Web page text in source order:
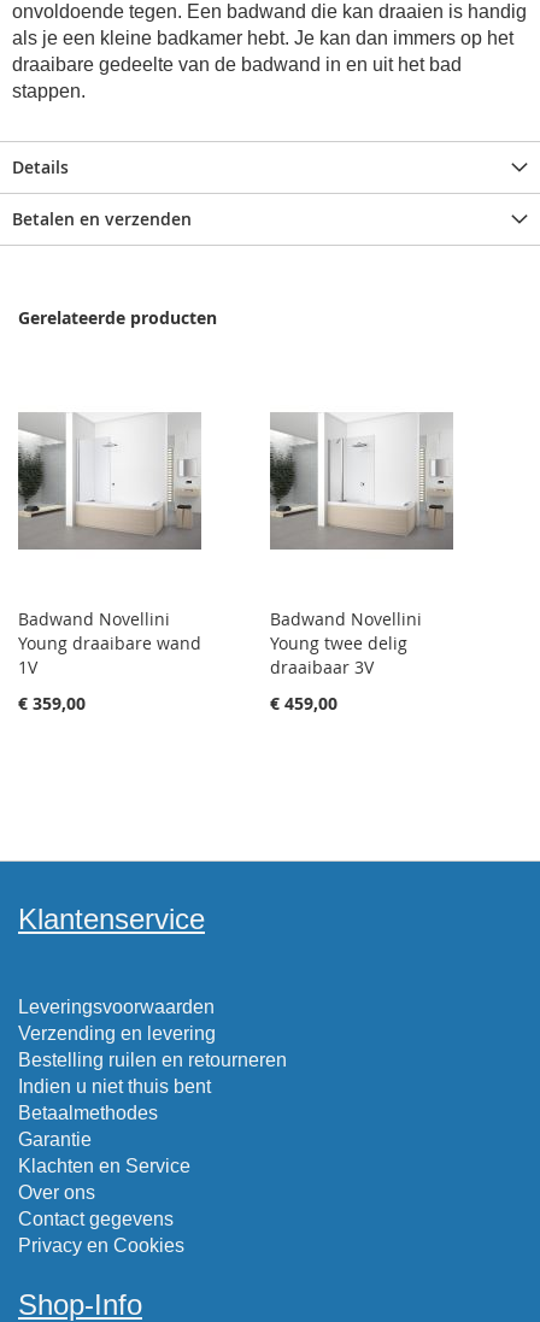
onvoldoende tegen. Een badwand die kan draaien is handig
als je een kleine badkamer hebt. Je kan dan immers op het
draaibare gedeelte van de badwand in en uit het bad
stappen.
Details
Betalen en verzenden
Gerelateerde producten
Badwand Novellini
Young draaibare wand
1V
€ 359,00
Badwand Novellini
Young twee delig
draaibaar 3V
€ 459,00
Klantenservice
Leveringsvoorwaarden
Verzending en levering
Bestelling ruilen en retourneren
Indien u niet thuis bent
Betaalmethodes
Garantie
Klachten en Service
Over ons
Contact gegevens
Privacy en Cookies
Shop-Info